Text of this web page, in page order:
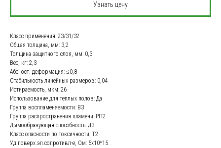
Узнать цену
Класс применения: 23/31/32
Общая толщина, мм: 3,2
Толщина защитного слоя, мм: 0,3
Вес, кг: 2,3
Абс. ост. деформация: ≤0,8
Стабильность линейных размеров: 0,04
Истираемость, мкм: 26
Использование для теплых полов: Да
Группа воспламеняемости: В3
Группа распространения пламени: РП2
Дымообразующая способность: Д3
Класс опасности по токсичности: Т2
Уд.поверх.эл.сопротивл-е, Ом: 5х10*15